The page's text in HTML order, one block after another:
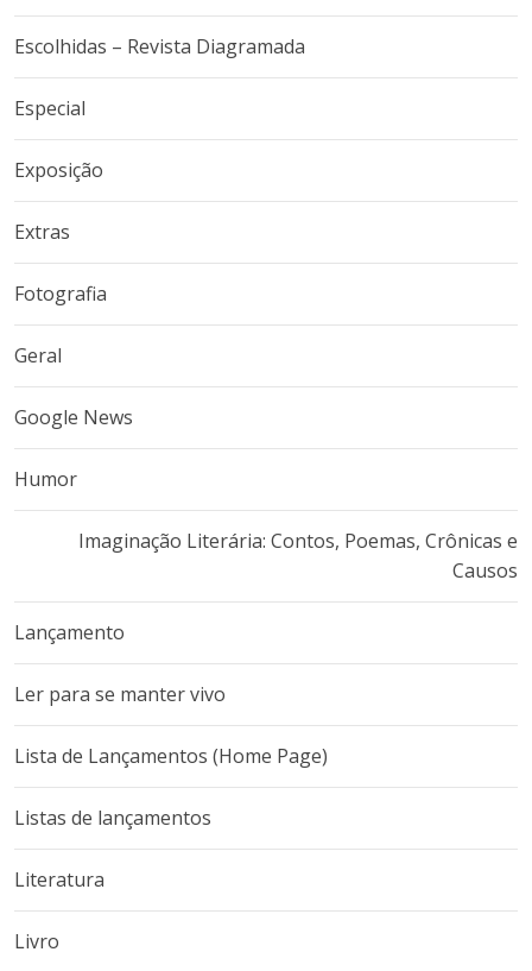
Escolhidas – Revista Diagramada
Especial
Exposição
Extras
Fotografia
Geral
Google News
Humor
Imaginação Literária: Contos, Poemas, Crônicas e
Causos
Lançamento
Ler para se manter vivo
Lista de Lançamentos (Home Page)
Listas de lançamentos
Literatura
Livro